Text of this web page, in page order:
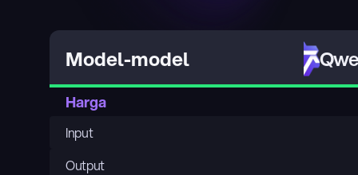
Model-model
Harga
Input
Output